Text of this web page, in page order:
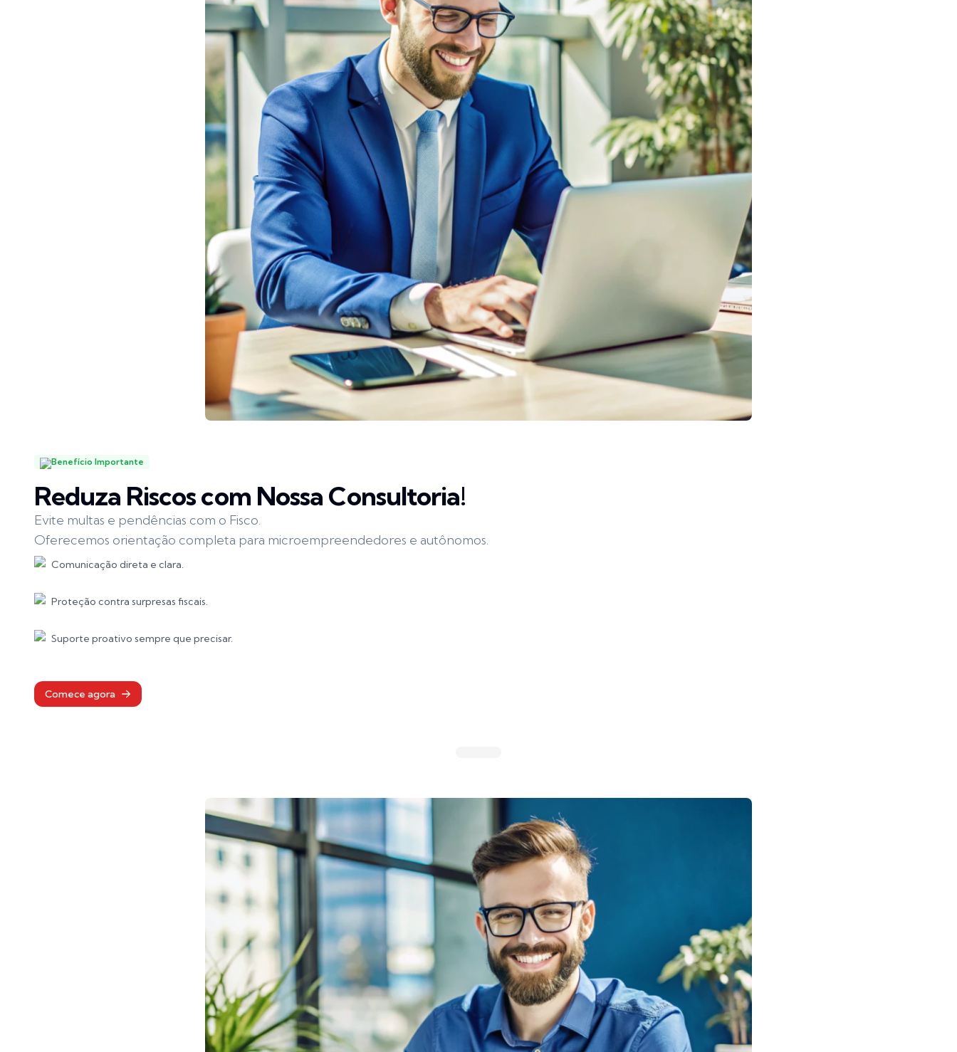
Benefício Importante
Reduza Riscos com Nossa Consultoria!
Evite multas e pendências com o Fisco.
Oferecemos orientação completa para microempreendedores e autônomos.
Comunicação direta e clara.
Proteção contra surpresas fiscais.
Suporte proativo sempre que precisar.
Comece agora